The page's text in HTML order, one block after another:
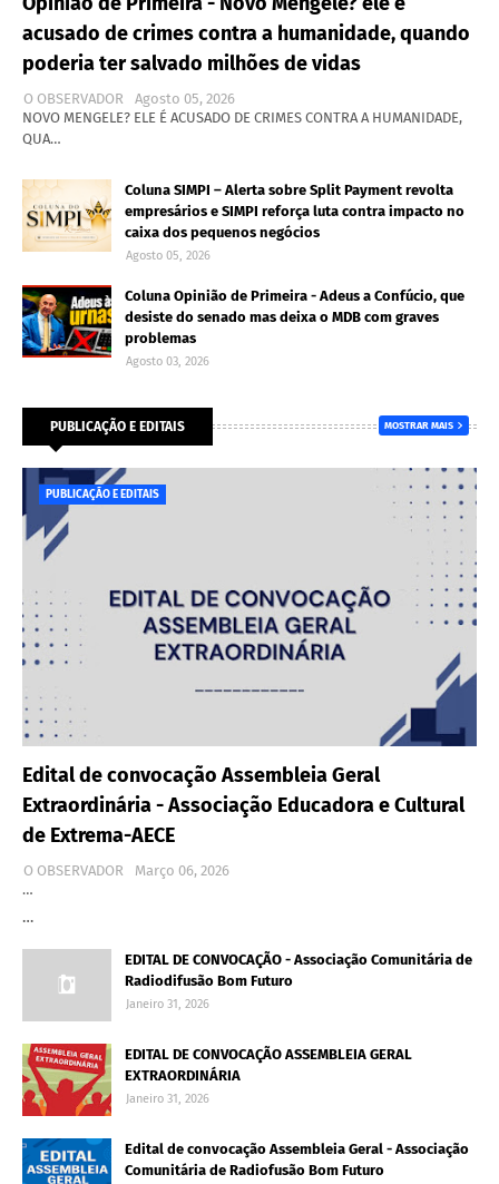
acusado de crimes contra a humanidade, quando
poderia ter salvado milhões de vidas
O OBSERVADOR
Agosto 05, 2026
NOVO MENGELE? ELE É ACUSADO DE CRIMES CONTRA A HUMANIDADE,
QUA…
Coluna SIMPI – Alerta sobre Split Payment revolta
empresários e SIMPI reforça luta contra impacto no
caixa dos pequenos negócios
Agosto 05, 2026
Coluna Opinião de Primeira - Adeus a Confúcio, que
desiste do senado mas deixa o MDB com graves
problemas
Agosto 03, 2026
PUBLICAÇÃO E EDITAIS MOSTRAR MAIS
PUBLICAÇÃO E EDITAIS
Edital de convocação Assembleia Geral
Extraordinária - Associação Educadora e Cultural
de Extrema-AECE
O OBSERVADOR
Março 06, 2026
…
…
EDITAL DE CONVOCAÇÃO - Associação Comunitária de
Radiodifusão Bom Futuro
Janeiro 31, 2026
EDITAL DE CONVOCAÇÃO ASSEMBLEIA GERAL
EXTRAORDINÁRIA
Janeiro 31, 2026
Edital de convocação Assembleia Geral - Associação
Comunitária de Radiofusão Bom Futuro